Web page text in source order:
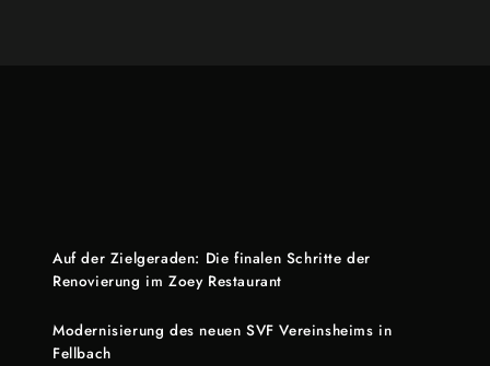
Auf der Zielgeraden: Die finalen Schritte der
Renovierung im Zoey Restaurant
Modernisierung des neuen SVF Vereinsheims in
Fellbach